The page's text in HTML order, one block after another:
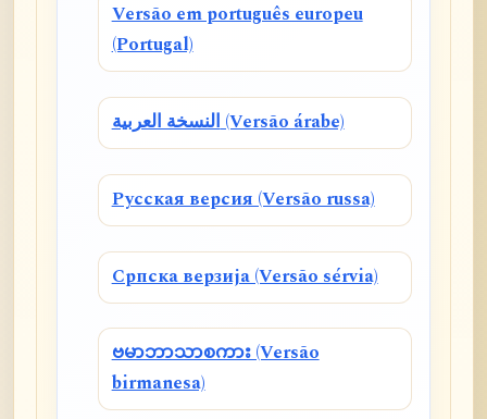
Versão em português europeu
(Portugal)
النسخة العربية (Versão árabe)
Русская версия (Versão russa)
Српска верзија (Versão sérvia)
ဗမာဘာသာစကား (Versão
birmanesa)